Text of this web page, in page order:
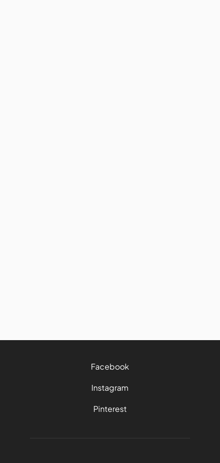
Facebook
Instagram
Pinterest